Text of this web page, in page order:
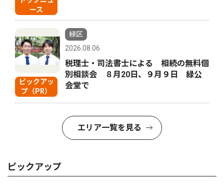
ース
ピックアッ
プ（PR）
緑区
2026.08.06
税理士・司法書士による 相続の無料個
別相談会 ８月20日、９月９日 緑公
会堂で
エリア一覧を見る
ピックアップ